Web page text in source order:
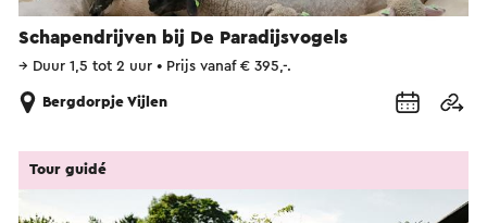
Schapendrijven bij De Paradijsvogels
→ Duur 1,5 tot 2 uur • Prijs vanaf € 395,-.
Bergdorpje Vijlen
Tour guidé